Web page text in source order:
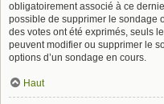
obligatoirement associé à ce
possible de supprimer le sondage
des votes ont été exprimés, seuls
peuvent modifier ou supprimer le
options d’un sondage en cours.
Haut